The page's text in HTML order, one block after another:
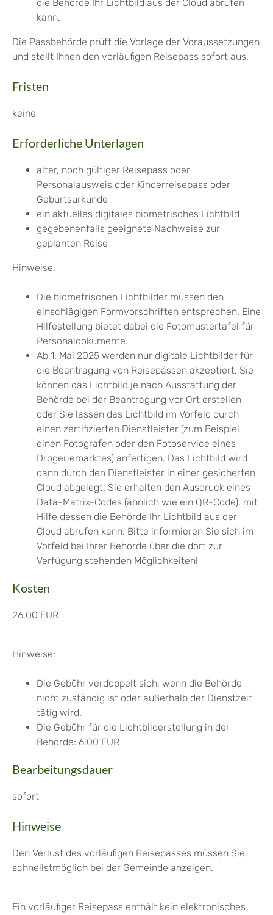
die Behörde Ihr Lichtbild aus der Cloud abrufen
kann.
Die Passbehörde prüft die Vorlage der Voraussetzungen
und stellt Ihnen den vorläufigen Reisepass sofort aus.
Fristen
keine
Erforderliche Unterlagen
alter, noch gültiger Reisepass oder
Personalausweis oder Kinderreisepass oder
Geburtsurkunde
ein aktuelles digitales biometrisches Lichtbild
gegebenenfalls geeignete Nachweise zur
geplanten Reise
Hinweise:
Die biometrischen Lichtbilder müssen den
einschlägigen Formvorschriften entsprechen. Eine
Hilfestellung bietet dabei die Fotomustertafel für
Personaldokumente.
Ab 1. Mai 2025 werden nur digitale Lichtbilder für
die Beantragung von Reisepässen akzeptiert. Sie
können das Lichtbild je nach Ausstattung der
Behörde bei der Beantragung vor Ort erstellen
oder Sie lassen das Lichtbild im Vorfeld durch
einen zertifizierten Dienstleister (zum Beispiel
einen Fotografen oder den Fotoservice eines
Drogeriemarktes) anfertigen. Das Lichtbild wird
dann durch den Dienstleister in einer gesicherten
Cloud abgelegt. Sie erhalten den Ausdruck eines
Data-Matrix-Codes (ähnlich wie ein QR-Code), mit
Hilfe dessen die Behörde Ihr Lichtbild aus der
Cloud abrufen kann. Bitte informieren Sie sich im
Vorfeld bei Ihrer Behörde über die dort zur
Verfügung stehenden Möglichkeiten!
Kosten
26,00 EUR
Hinweise:
Die Gebühr verdoppelt sich, wenn die Behörde
nicht zuständig ist oder außerhalb der Dienstzeit
tätig wird.
Die Gebühr für die Lichtbilderstellung in der
Behörde: 6,00 EUR
Bearbeitungsdauer
sofort
Hinweise
Den Verlust des vorläufigen Reisepasses müssen Sie
schnellstmöglich bei der Gemeinde anzeigen.
Ein vorläufiger Reisepass enthält kein elektronisches